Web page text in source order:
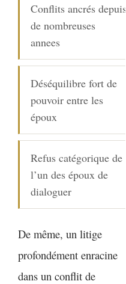
Conflits ancrés depuis
de nombreuses
annees
Déséquilibre fort de
pouvoir entre les
époux
Refus catégorique de
l’un des époux de
dialoguer
De même, un litige
profondément enracine
dans un conflit de